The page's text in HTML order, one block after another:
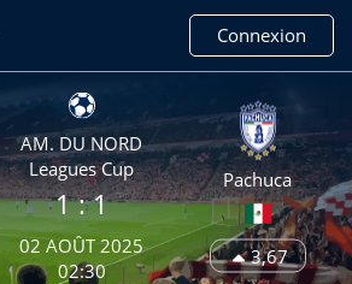
Connexion
AM. DU NORD
Leagues Cup
1 : 1
02 AOÛT 2025
02:30
Pachuca
3,67